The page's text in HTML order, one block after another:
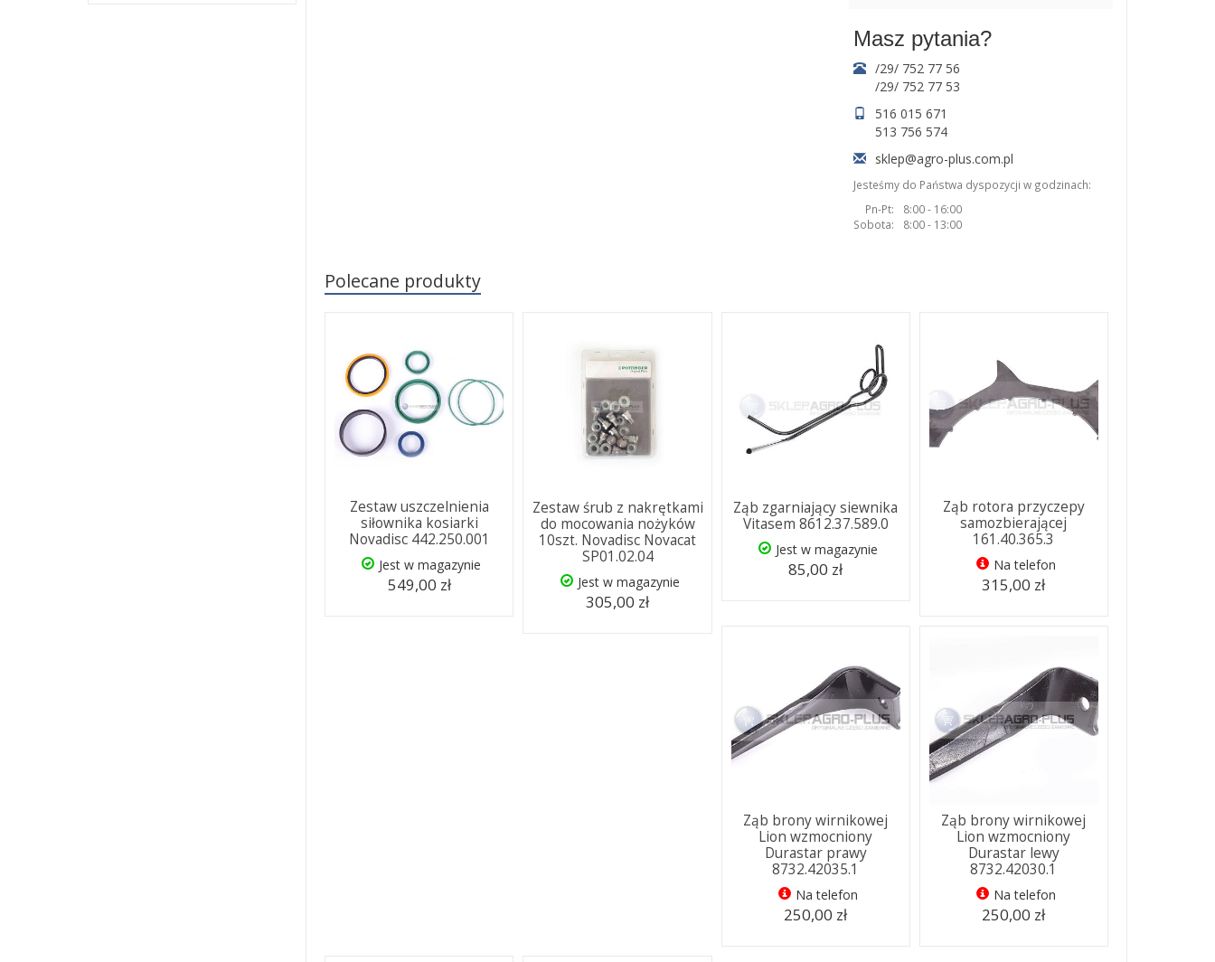
Masz pytania?
/29/ 752 77 56
/29/ 752 77 53
516 015 671
513 756 574
sklep@agro-plus.com.pl
Jesteśmy do Państwa dyspozycji w godzinach:
Pn-Pt:
Sobota:
8:00 - 16:00
8:00 - 13:00
Polecane produkty
Zestaw uszczelnienia
siłownika kosiarki
Novadisc 442.250.001
Jest w magazynie
549,00 zł
Zestaw śrub z nakrętkami
do mocowania nożyków
10szt. Novadisc Novacat
SP01.02.04
Jest w magazynie
305,00 zł
Ząb zgarniający siewnika
Vitasem 8612.37.589.0
Jest w magazynie
85,00 zł
Ząb rotora przyczepy
samozbierającej
161.40.365.3
Na telefon
315,00 zł
Ząb brony wirnikowej
Lion wzmocniony
Durastar prawy
8732.42035.1
Na telefon
250,00 zł
Ząb brony wirnikowej
Lion wzmocniony
Durastar lewy
8732.42030.1
Na telefon
250,00 zł